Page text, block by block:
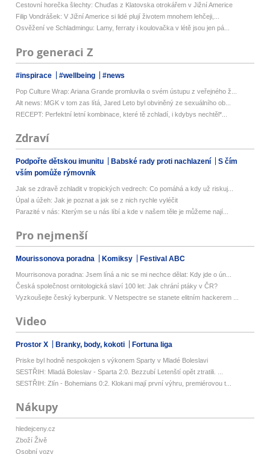
Cestovní horečka šlechty: Chuďas z Klatovska otrokářem v Jižní Americe
Filip Vondrášek: V Jižní Americe si lidé plují životem mnohem lehčeji,...
Osvěžení ve Schladmingu: Lamy, ferraty i koulovačka v létě jsou jen pá...
Pro generaci Z
#inspirace #wellbeing #news
Pop Culture Wrap: Ariana Grande promluvila o svém ústupu z veřejného ž...
Alt news: MGK v tom zas lítá, Jared Leto byl obviněný ze sexuálního ob...
RECEPT: Perfektní letní kombinace, které tě zchladí, i kdybys nechtěl*...
Zdraví
Podpořte dětskou imunitu Babské rady proti nachlazení
S čím
vším pomůže rýmovník
Jak se zdravě zchladit v tropických vedrech: Co pomáhá a kdy už riskuj...
Úpal a úžeh: Jak je poznat a jak se z nich rychle vyléčit
Parazité v nás: Kterým se u nás líbí a kde v našem těle je můžeme nají...
Pro nejmenší
Mourissonova poradna Komiksy Festival ABC
Mourrisonova poradna: Jsem líná a nic se mi nechce dělat: Kdy jde o ún...
Česká společnost ornitologická slaví 100 let: Jak chrání ptáky v ČR?
Vyzkoušejte český kyberpunk. V Netspectre se stanete elitním hackerem ...
Video
Prostor X Branky, body, kokoti Fortuna liga
Priske byl hodně nespokojen s výkonem Sparty v Mladé Boleslavi
SESTŘIH: Mladá Boleslav - Sparta 2:0. Bezzubí Letenští opět ztratili. ...
SESTŘIH: Zlín - Bohemians 0:2. Klokani mají první výhru, premiérovou t...
Nákupy
hledejceny.cz
Zboží Živě
Osobní vozy